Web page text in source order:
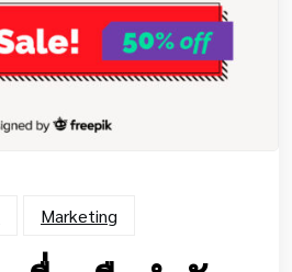
Marketing